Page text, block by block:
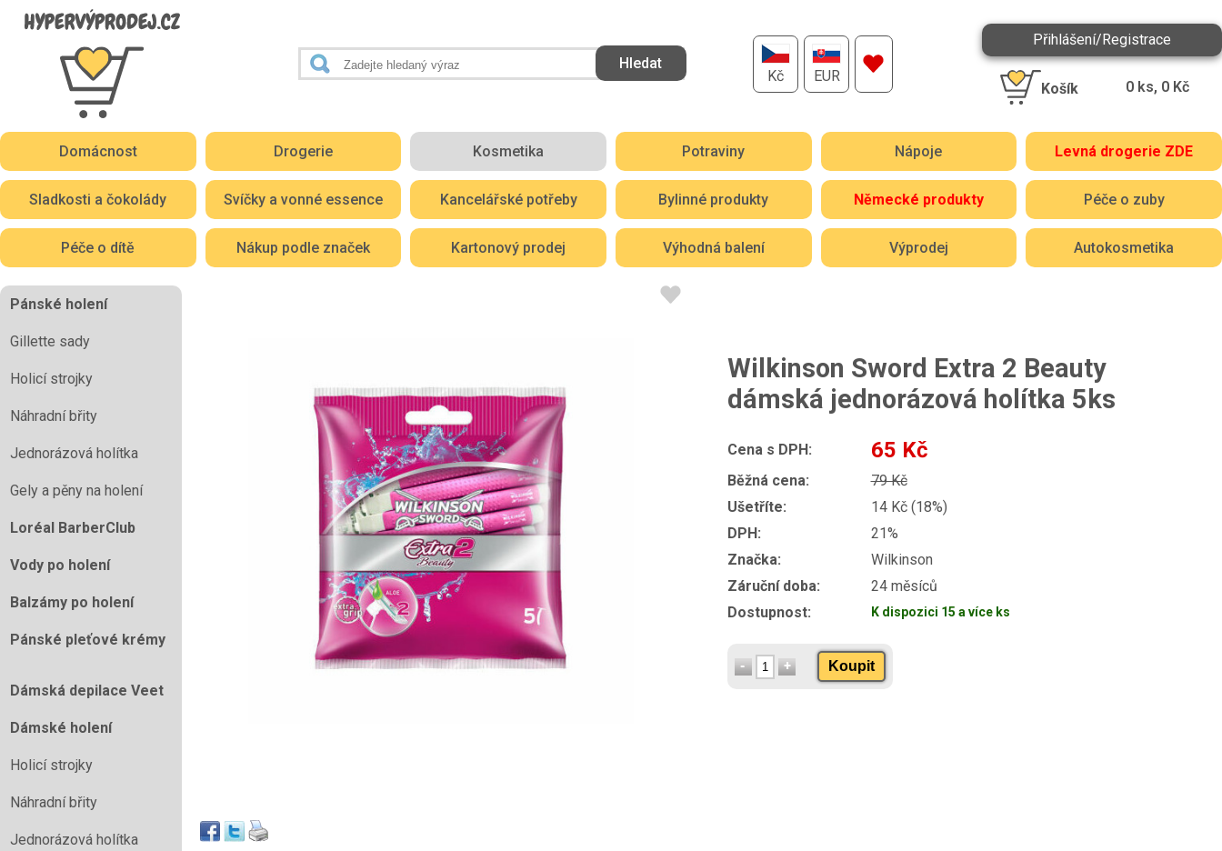
Kč EUR
Přihlášení/Registrace
Košík 0 ks, 0 Kč
Domácnost Drogerie Kosmetika Potraviny Nápoje Levná drogerie ZDE
Sladkosti a čokolády Svíčky a vonné essence Kancelářské potřeby Bylinné produkty Německé produkty Péče o zuby
Péče o dítě Nákup podle značek Kartonový prodej Výhodná balení Výprodej Autokosmetika
Pánské holení
Gillette sady
Holicí strojky
Náhradní břity
Jednorázová holítka
Gely a pěny na holení
Loréal BarberClub
Vody po holení
Balzámy po holení
Pánské pleťové krémy
Dámská depilace Veet
Dámské holení
Holicí strojky
Náhradní břity
Jednorázová holítka
Wilkinson Sword Extra 2 Beauty
dámská jednorázová holítka 5ks
Cena s DPH: 65 Kč
Běžná cena:
79 Kč
Ušetříte:
14 Kč (18%)
DPH:
21%
Značka:
Wilkinson
Záruční doba:
24 měsíců
Dostupnost:
K dispozici 15 a více ks
Koupit